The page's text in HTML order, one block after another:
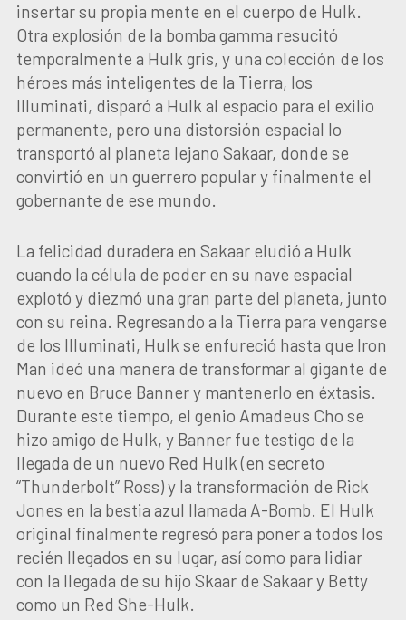
insertar su propia mente en el cuerpo de Hulk.
Otra explosión de la bomba gamma resucitó
temporalmente a Hulk gris, y una colección de los
héroes más inteligentes de la Tierra, los
Illuminati, disparó a Hulk al espacio para el exilio
permanente, pero una distorsión espacial lo
transportó al planeta lejano Sakaar, donde se
convirtió en un guerrero popular y finalmente el
gobernante de ese mundo.
La felicidad duradera en Sakaar eludió a Hulk
cuando la célula de poder en su nave espacial
explotó y diezmó una gran parte del planeta, junto
con su reina. Regresando a la Tierra para vengarse
de los Illuminati, Hulk se enfureció hasta que Iron
Man ideó una manera de transformar al gigante de
nuevo en Bruce Banner y mantenerlo en éxtasis.
Durante este tiempo, el genio Amadeus Cho se
hizo amigo de Hulk, y Banner fue testigo de la
llegada de un nuevo Red Hulk (en secreto
“Thunderbolt” Ross) y la transformación de Rick
Jones en la bestia azul llamada A-Bomb. El Hulk
original finalmente regresó para poner a todos los
recién llegados en su lugar, así como para lidiar
con la llegada de su hijo Skaar de Sakaar y Betty
como un Red She-Hulk.